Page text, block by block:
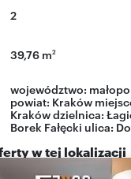
2
39,76 m2
województwo:
powiat: Kraków
Krakówdzielnica:
Borek Fałęcki ulica:
w tej lokalizacji